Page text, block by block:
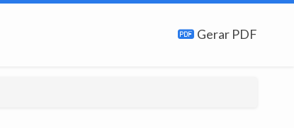
Gerar PDF